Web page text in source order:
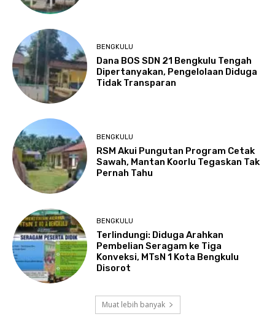
BENGKULU
Dana BOS SDN 21 Bengkulu Tengah
Dipertanyakan, Pengelolaan Diduga
Tidak Transparan
BENGKULU
RSM Akui Pungutan Program Cetak
Sawah, Mantan Koorlu Tegaskan Tak
Pernah Tahu
BENGKULU
Terlindungi: Diduga Arahkan
Pembelian Seragam ke Tiga
Konveksi, MTsN 1 Kota Bengkulu
Disorot
Muat lebih banyak